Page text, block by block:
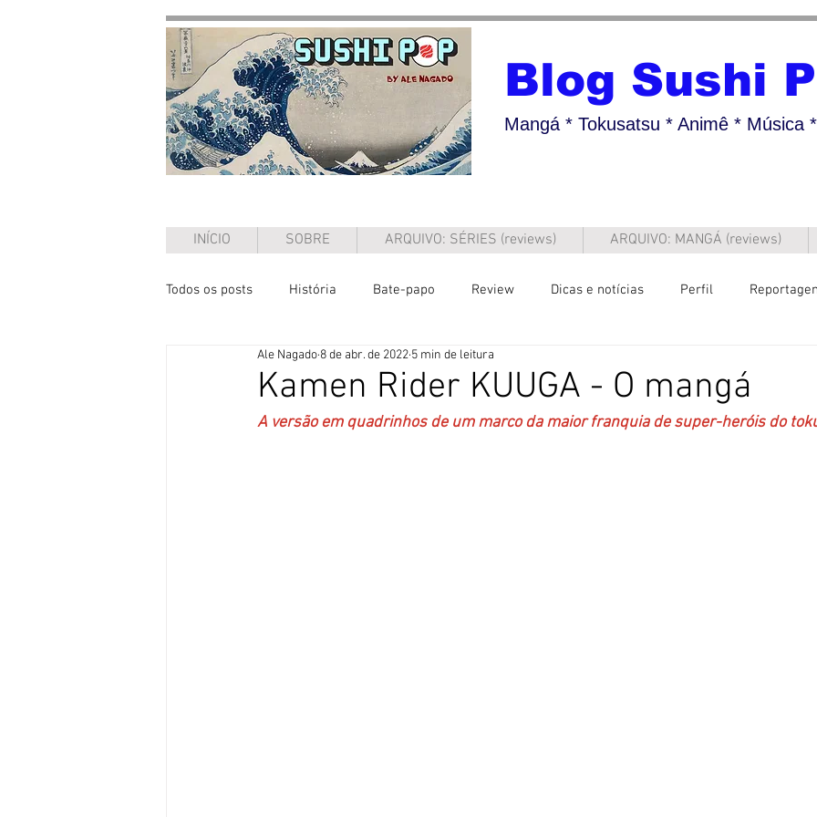
Blog Sushi
Mangá * Tokusatsu * Animê * Música
INÍCIO SOBRE ARQUIVO: SÉRIES (reviews) ARQUIVO: MANGÁ (reviews)
Todos os posts História Bate-papo Review Dicas e notícias Perfil
Kamen Rider KUUGA - O mangá
Ale Nagado 8 de abr. de 2022 5 min de leitura
A versão em quadrinhos de um marco da maior franquia de super-heróis do